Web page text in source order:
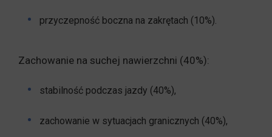
przyczepność boczna na zakrętach (10%).
Zachowanie na suchej nawierzchni (40%):
stabilność podczas jazdy (40%),
zachowanie w sytuacjach granicznych (40%),